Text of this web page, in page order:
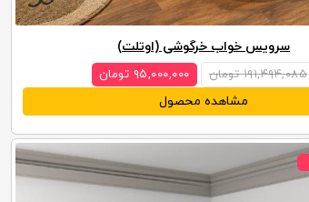
سرویس خواب خرگوشی (اوتلت)
۱۹۱,۴۹۴,۰۸۵ تومان ۹۵,۰۰۰,۰۰۰ تومان
مشاهده محصول